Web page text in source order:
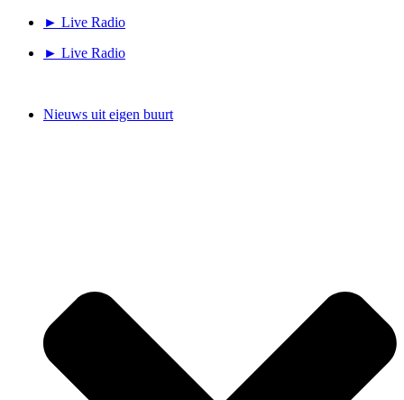
► Live Radio
► Live Radio
Nieuws uit eigen buurt